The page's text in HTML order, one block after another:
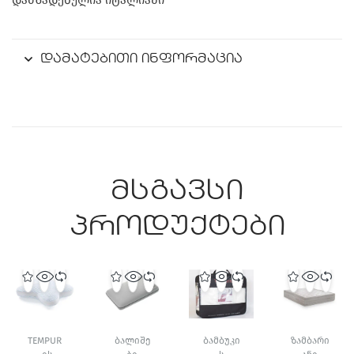
დამატებითი ინფორმაცია
მსგავსი
პროდუქტები
TEMPUR
ᲑᲐᲚᲘᲨᲔ
ᲑᲐᲛᲑᲣᲙᲘ
ᲖᲐᲛᲑᲐᲠᲘ